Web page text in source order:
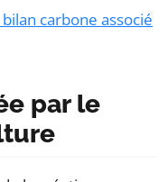
carbone associé
par le